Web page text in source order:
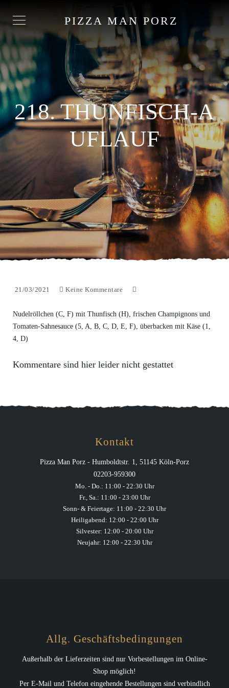
PIZZA MAN PORZ
218. THUNFISCH-A
UFLAUF
21/03/2021 Keine Kommentare
Nudelröllchen (C, F) mit Thunfisch (H), frischen Champignons und
Tomaten-Sahnesauce (5, A, B, C, D, E, F), überbacken mit Käse (1,
4, D)
Kommentare sind hier leider nicht gestattet
Kontakt
Pizza Man Porz - Humboldtstr. 1, 51145 Köln-Porz
02203-959300
Mo. - Do.: 11:00 - 22:30 Uhr
Fr., Sa.: 11:00 - 23:00 Uhr
Sonn- & Feiertage: 11:00 - 22:30 Uhr
Heiligabend: 12:00 - 22:00 Uhr
Silvester: 12:00 - 20:00 Uhr
Neujahr: 12:00 - 22:30 Uhr
Allg. Geschäftsbedingungen
Außerhalb der Lieferzeiten sind nur Vorbestellungen im Online-
Shop möglich!
Per E-Mail und Telefon eingehende Bestellungen sind verbindlich